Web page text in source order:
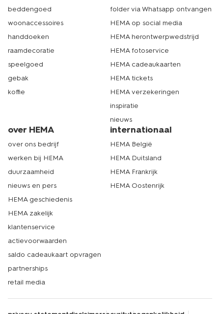
beddengoed
woonaccessoires
handdoeken
raamdecoratie
speelgoed
gebak
koffie
folder via Whatsapp ontvangen
HEMA op social media
HEMA herontwerpwedstrijd
HEMA fotoservice
HEMA cadeaukaarten
HEMA tickets
HEMA verzekeringen
inspiratie
nieuws
over HEMA
over ons bedrijf
werken bij HEMA
duurzaamheid
nieuws en pers
HEMA geschiedenis
HEMA zakelijk
klantenservice
actievoorwaarden
saldo cadeaukaart opvragen
partnerships
retail media
internationaal
HEMA België
HEMA Duitsland
HEMA Frankrijk
HEMA Oostenrijk